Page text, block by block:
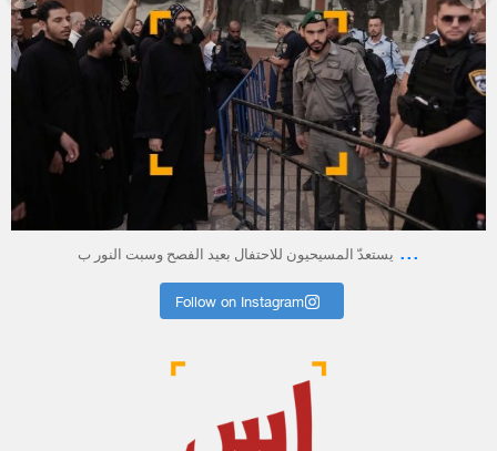
أبريل 23
يستعدّ المسيحيون للاحتفال بعيد الفصح وسبت النور ب ...
Follow on Instagram